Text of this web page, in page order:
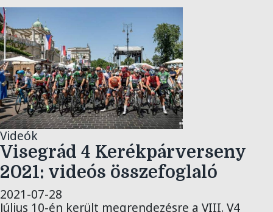
Videók
Visegrád 4 Kerékpárverseny
2021: videós összefoglaló
2021-07-28
Július 10-én került megrendezésre a VIII. V4